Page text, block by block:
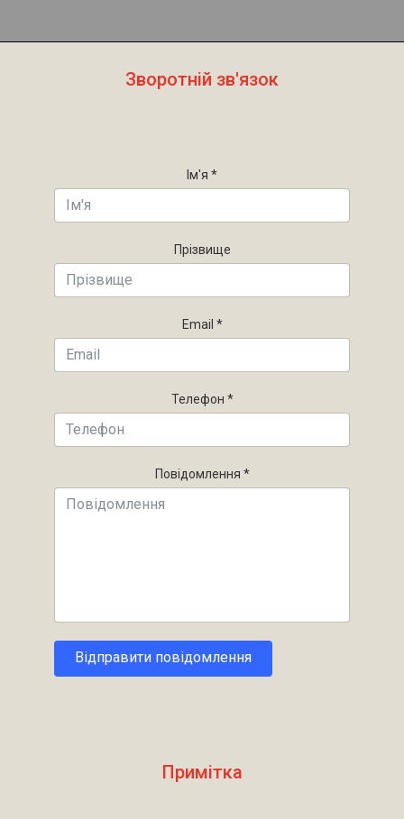
Зворотній зв'язок
Ім'я *
Прізвище
Email *
Телефон *
Повідомлення *
Відправити повідомлення
Примітка